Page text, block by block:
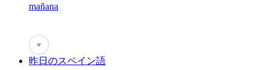
mañana
♥
昨日のスペイン語